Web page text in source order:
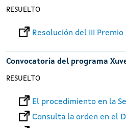
RESUELTO
Resolución del III
Convocatoria del programa
RESUELTO
El procedimiento en la
Consulta la orden en el